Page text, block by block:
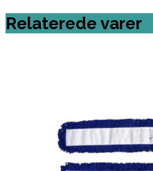
Relaterede varer